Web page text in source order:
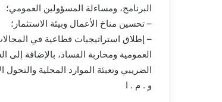
البرنامج، ومساءلة المسؤولين العمومي؛
– تحسين مناخ الأعمال وبيئة الاستثمار؛
– إطلاق استراتيجيات قطاعية في
العمومية ومحاربة الفساد، بالإضافة إلى
الضريبي وتعبئة الموارد المحلية والتحول
و . م . ا